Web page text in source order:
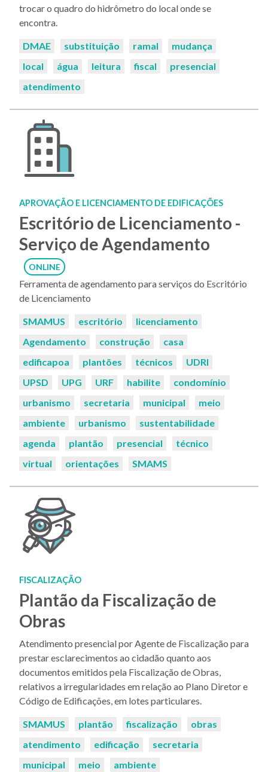
trocar o quadro do hidrômetro do local onde se
encontra.
Palavras-
DMAE substituição ramal
mudança
local
água leitura fiscal
presencial
atendimento
APROVAÇÃO E LICENCIAMENTO DE EDIFICAÇÕES
Escritório de Licenciamento -
Serviço de Agendamento
ONLINE
Ferramenta de agendamento para serviços do Escritório
de Licenciamento
Palavras-
SMAMUS escritório
licenciamento
Agendamento
construção
casa
edificapoa
plantões técnicos
UDRI
UPSD
UPG URF habilite
condomínio
urbanismo
secretaria municipal
meio
ambiente
urbanismo
sustentabilidade
agenda
plantão presencial
técnico
virtual
orientações SMAMS
FISCALIZAÇÃO
Plantão da Fiscalização de
Obras
Atendimento presencial por Agente de Fiscalização para
prestar esclarecimentos ao cidadão quanto aos
documentos emitidos pela Fiscalização de Obras,
relativos a irregularidades em relação ao Plano Diretor e
Código de Edificações, em lotes particulares.
Palavras-
SMAMUS plantão fiscalização
obras
atendimento
edificação
secretaria
municipal
meio
ambiente